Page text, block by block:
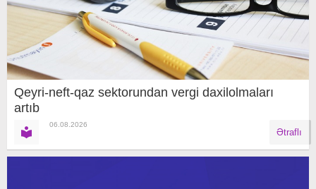
Qeyri-neft-qaz sektorundan vergi daxilolmaları
artıb
06.08.2026
Ətraflı